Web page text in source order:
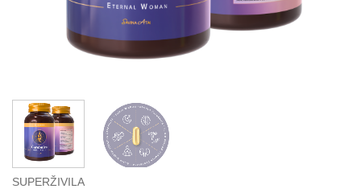
SUPERŽIVILA